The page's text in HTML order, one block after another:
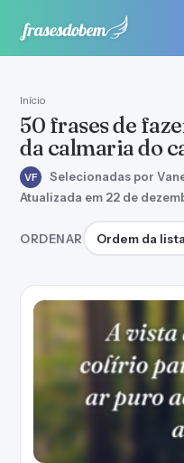
Início
50 frases de
da calmaria do
VF Selecionadas por
Atualizada em 22 de
ORDENAR Ordenar frases